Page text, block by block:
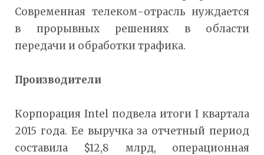
Современная телеком-отрасль нуждается
в прорывных решениях в области
передачи и обработки трафика.
Производители
Корпорация Intel подвела итоги I квартала
2015 года. Ее выручка за отчетный период
составила $12,8 млрд, операционная